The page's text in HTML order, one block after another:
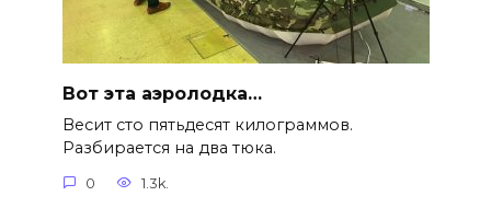
Вот эта аэролодка…
Весит сто пятьдесят килограммов.
Разбирается на два тюка.
0 1.3k.